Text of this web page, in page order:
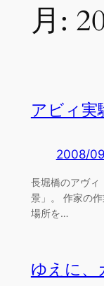
月:
アビィ実
2008/
長堀橋のアヴィ
景」。 作家の
場所を…
ゆえに、